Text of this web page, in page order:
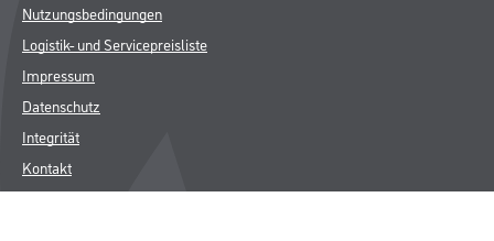
Nutzungsbedingungen
Logistik- und Servicepreisliste
Impressum
Datenschutz
Integrität
Kontakt